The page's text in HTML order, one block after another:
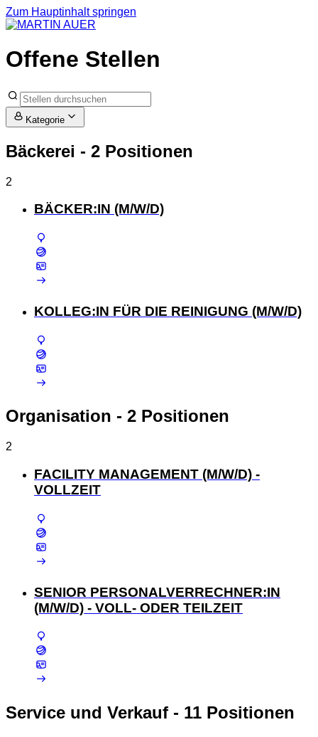
Zum Hauptinhalt springen
Offene Stellen
Kategorie
Bäckerei - 2 Positionen
2
BÄCKER:IN (M/W/D)
KOLLEG:IN FÜR DIE REINIGUNG (M/W/D)
Organisation - 2 Positionen
2
FACILITY MANAGEMENT (M/W/D) -
VOLLZEIT
SENIOR PERSONALVERRECHNER:IN
(M/W/D) - VOLL- ODER TEILZEIT
Service und Verkauf - 11 Positionen